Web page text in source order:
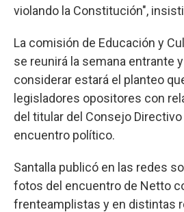
violando la Constitución",
La comisión de Educación y
se reunirá la semana entrante
considerar estará el planteo
legisladores opositores con
del titular del Consejo
encuentro político.
Santalla publicó en las redes
fotos del encuentro de Netto
frenteamplistas y en distintas